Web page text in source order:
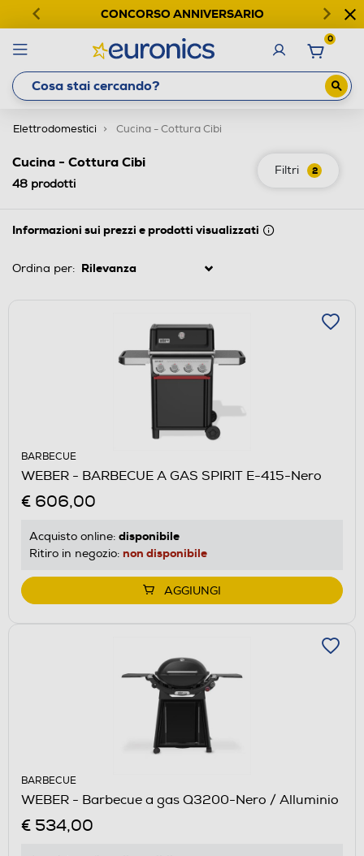
CONCORSO ANNIVERSARIO
0
Elettrodomestici Cucina - Cottura Cibi
Filtri 2
Cucina - Cottura Cibi
48 prodotti
Informazioni sui prezzi e prodotti visualizzati
Ordina per:
BARBECUE
WEBER - BARBECUE A GAS SPIRIT E-415-Nero
€ 606,00
Acquisto online: disponibile
Ritiro in negozio: non disponibile
AGGIUNGI
BARBECUE
WEBER - Barbecue a gas Q3200-Nero / Alluminio
€ 534,00